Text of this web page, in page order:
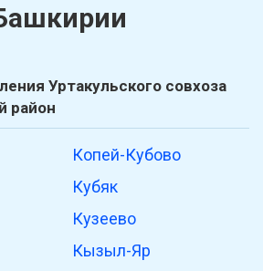
Уртакульского совхоза
район
Копей-Кубово
Кубяк
Кузеево
Кызыл-Яр